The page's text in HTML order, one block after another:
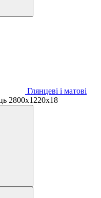
Глянцеві і матові
2800х1220х18